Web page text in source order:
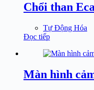
Chổi than
Tự Động Hóa
Đọc tiếp
Màn hình